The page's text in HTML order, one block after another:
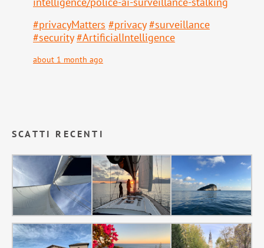
#privacyMatters #privacy #surveillance
#security #ArtificialIntelligence
about 1 month ago
SCATTI RECENTI